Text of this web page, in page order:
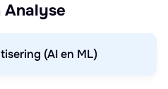
(AI en ML)